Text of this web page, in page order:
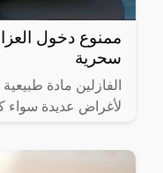
ممنوع دخول
سحرية
الفازلين مادة
لأغراض عديدة سواء